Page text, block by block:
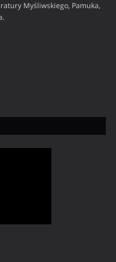
Myśliwskiego, Pamuka,